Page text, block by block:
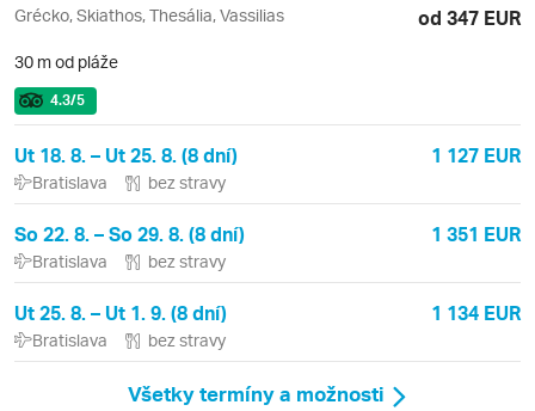
Grécko, Skiathos, Thesália, Vassilias od 347 EUR
30 m od pláže
4.3/5
Ut 18. 8. – Ut 25. 8. (8 dní) 1 127 EUR
Bratislava bez stravy
So 22. 8. – So 29. 8. (8 dní) 1 351 EUR
Bratislava bez stravy
Ut 25. 8. – Ut 1. 9. (8 dní) 1 134 EUR
Bratislava bez stravy
Všetky termíny a možnosti